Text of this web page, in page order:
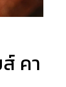
คา